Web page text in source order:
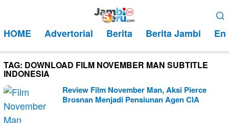
kontenMobile
HOME Advertorial Berita Berita Jambi
TAG: DOWNLOAD FILM NOVEMBER MAN SUBTITLE
INDONESIA
Review Film November Man, Aksi Pierce
Brosnan Menjadi Pensiunan Agen CIA